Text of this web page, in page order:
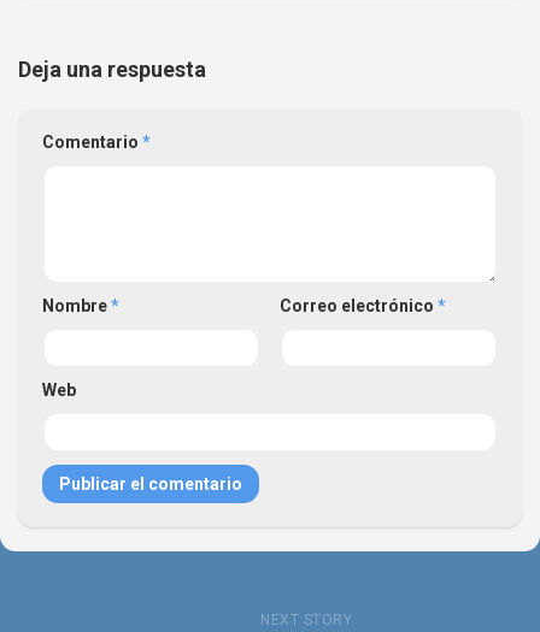
Deja una respuesta
Comentario *
Nombre* Correo electrónico *
Web
NEXT STORY